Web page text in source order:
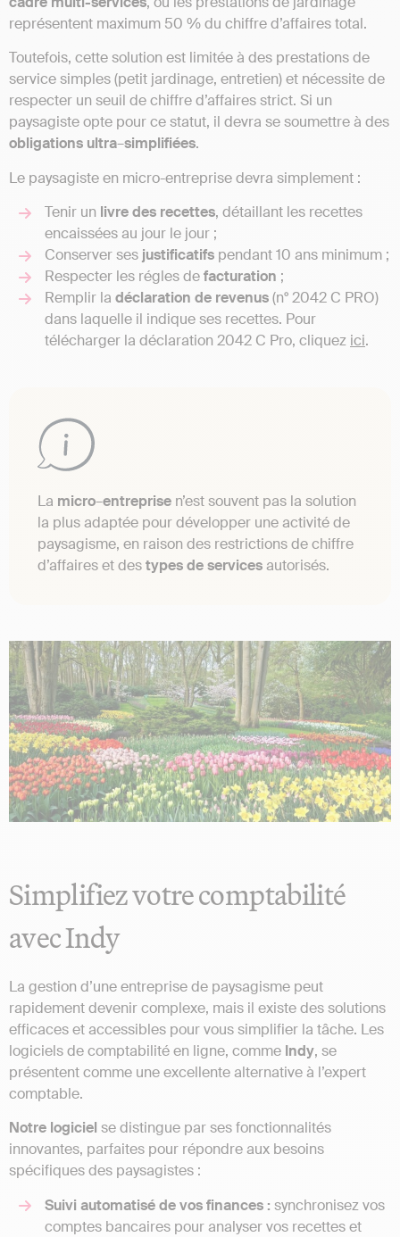
représentent maximum 50 % du chiffre d’affaires total.
Toutefois, cette solution est limitée à des prestations de
service simples (petit jardinage, entretien) et nécessite de
respecter un seuil de chiffre d’affaires strict. Si un
paysagiste opte pour ce statut, il devra se soumettre à des
obligations ultra–simplifiées.
Le paysagiste en micro-entreprise devra simplement :
Tenir un livredes recettes, détaillant les recettes
encaissées au jour le jour ;
Conserver ses justificatifs pendant 10 ans minimum ;
Respecter les régles defacturation ;
Remplir la déclaration de revenus(n° 2042 C PRO)
dans laquelle il indique ses recettes. Pour
télécharger la déclaration 2042 C Pro, cliquez ici.
La micro–entreprise n’est souvent pas la solution
la plus adaptée pour développer une activité de
paysagisme, en raison des restrictions de chiffre
d’affaires et destypesdeservicesautorisés.
Simplifiez votre comptabilité
avec Indy
La gestion d’une entreprise de paysagisme peut
rapidement devenir complexe, mais il existe des solutions
efficaces et accessibles pour vous simplifier la tâche. Les
logiciels de comptabilité en ligne, comme Indy, se
présentent comme une excellente alternative à l’expert
comptable.
Notre logiciel se distingue par ses fonctionnalités
innovantes, parfaites pour répondre aux besoins
spécifiques des paysagistes :
Suivi automatisé de vos finances : synchronisez vos
comptes bancaires pour analyser vos recettes et